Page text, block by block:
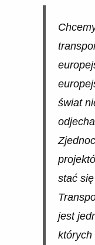
świat
stać
jest
których